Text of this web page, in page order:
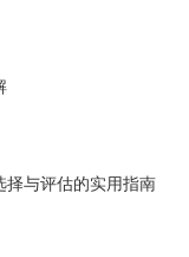
择与评估的实用指南